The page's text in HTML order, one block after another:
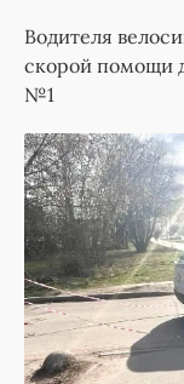
Водителя
скорой помощи
№1